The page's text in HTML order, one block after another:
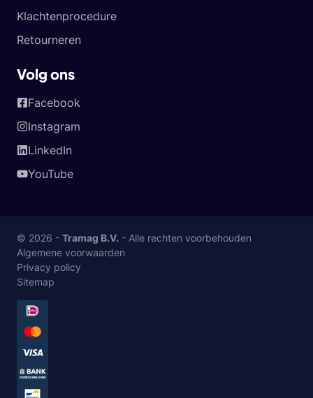
Klachtenprocedure
Retourneren
Volg ons
Facebook
Instagram
LinkedIn
YouTube
© 2026 - Tramag B.V. - Alle rechten voorbehouden
Algemene voorwaarden
Privacy policy
Sitemap